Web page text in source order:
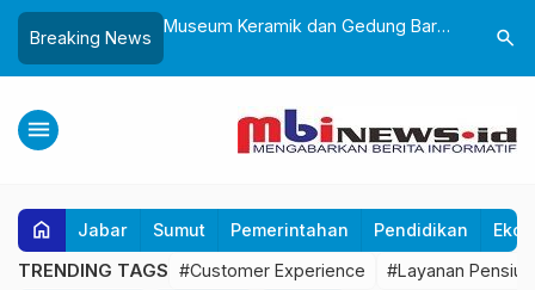
Breaking News
Diresmikan,
Pelestarian
Lantik 24 ASN, Wali Kota Sukabumi
Adaptif Teknologi Digital
untuk
search
menu
home Jabar Sumut Pemerintahan Pendidikan
TRENDING TAGS #Customer Experience #Layanan